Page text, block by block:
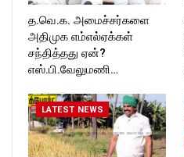
த.வெ.க. அமைச்சர்களை
அதிமுக எம்எல்ஏக்கள்
சந்தித்தது ஏன்?
எஸ்.பி.வேலுமணி…
LATEST NEWS